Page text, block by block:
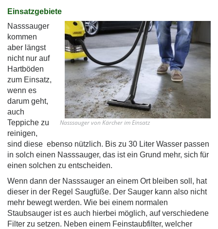
Einsatzgebiete
Nasssauger von Kärcher im Einsatz
Nasssauger
kommen
aber längst
nicht nur auf
Hartböden
zum Einsatz,
wenn es
darum geht,
auch
Teppiche zu
reinigen,
sind diese ebenso nützlich. Bis zu 30 Liter Wasser passen
in solch einen Nasssauger, das ist ein Grund mehr, sich für
einen solchen zu entscheiden.
Wenn dann der Nasssauger an einem Ort bleiben soll, hat
dieser in der Regel Saugfüße. Der Sauger kann also nicht
mehr bewegt werden. Wie bei einem normalen
Staubsauger ist es auch hierbei möglich, auf verschiedene
Filter zu setzen. Neben einem Feinstaubfilter, welcher